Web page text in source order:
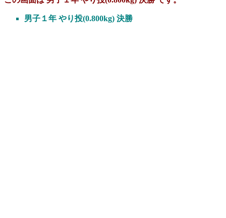
男子１年 やり投(0.800kg) 決勝